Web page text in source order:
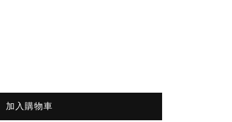
加入購物車